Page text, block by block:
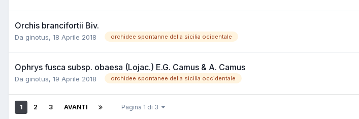
Orchis brancifortii Biv.
Da ginotus, 18 Aprile 2018 orchidee spontanne della sicilia ocidentale
Ophrys fusca subsp. obaesa (Lojac.) E.G. Camus & A. Camus
Da ginotus, 19 Aprile 2018 orchidee spontanee della sicilia occidentale
1 2 3 AVANTI Pagina 1 di 3